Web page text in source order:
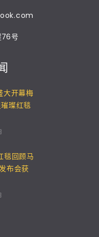
76号
大开幕梅
璨红毯
毯回顾马
布会获